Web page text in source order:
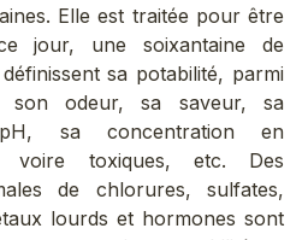
Elle est traitée pour être
jour, une soixantaine de
sa potabilité, parmi
son odeur, sa saveur, sa
sa concentration en
voire toxiques, etc. Des
de chlorures, sulfates,
lourds et hormones sont